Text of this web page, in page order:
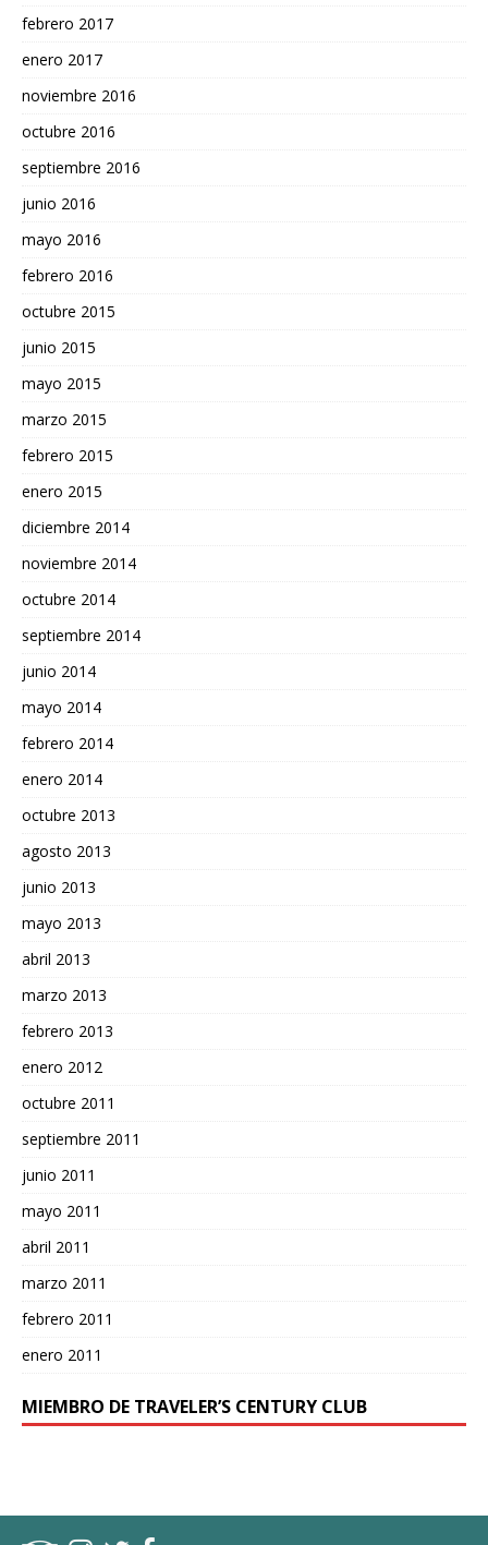
febrero 2017
enero 2017
noviembre 2016
octubre 2016
septiembre 2016
junio 2016
mayo 2016
febrero 2016
octubre 2015
junio 2015
mayo 2015
marzo 2015
febrero 2015
enero 2015
diciembre 2014
noviembre 2014
octubre 2014
septiembre 2014
junio 2014
mayo 2014
febrero 2014
enero 2014
octubre 2013
agosto 2013
junio 2013
mayo 2013
abril 2013
marzo 2013
febrero 2013
enero 2012
octubre 2011
septiembre 2011
junio 2011
mayo 2011
abril 2011
marzo 2011
febrero 2011
enero 2011
MIEMBRO DE TRAVELER’S CENTURY CLUB